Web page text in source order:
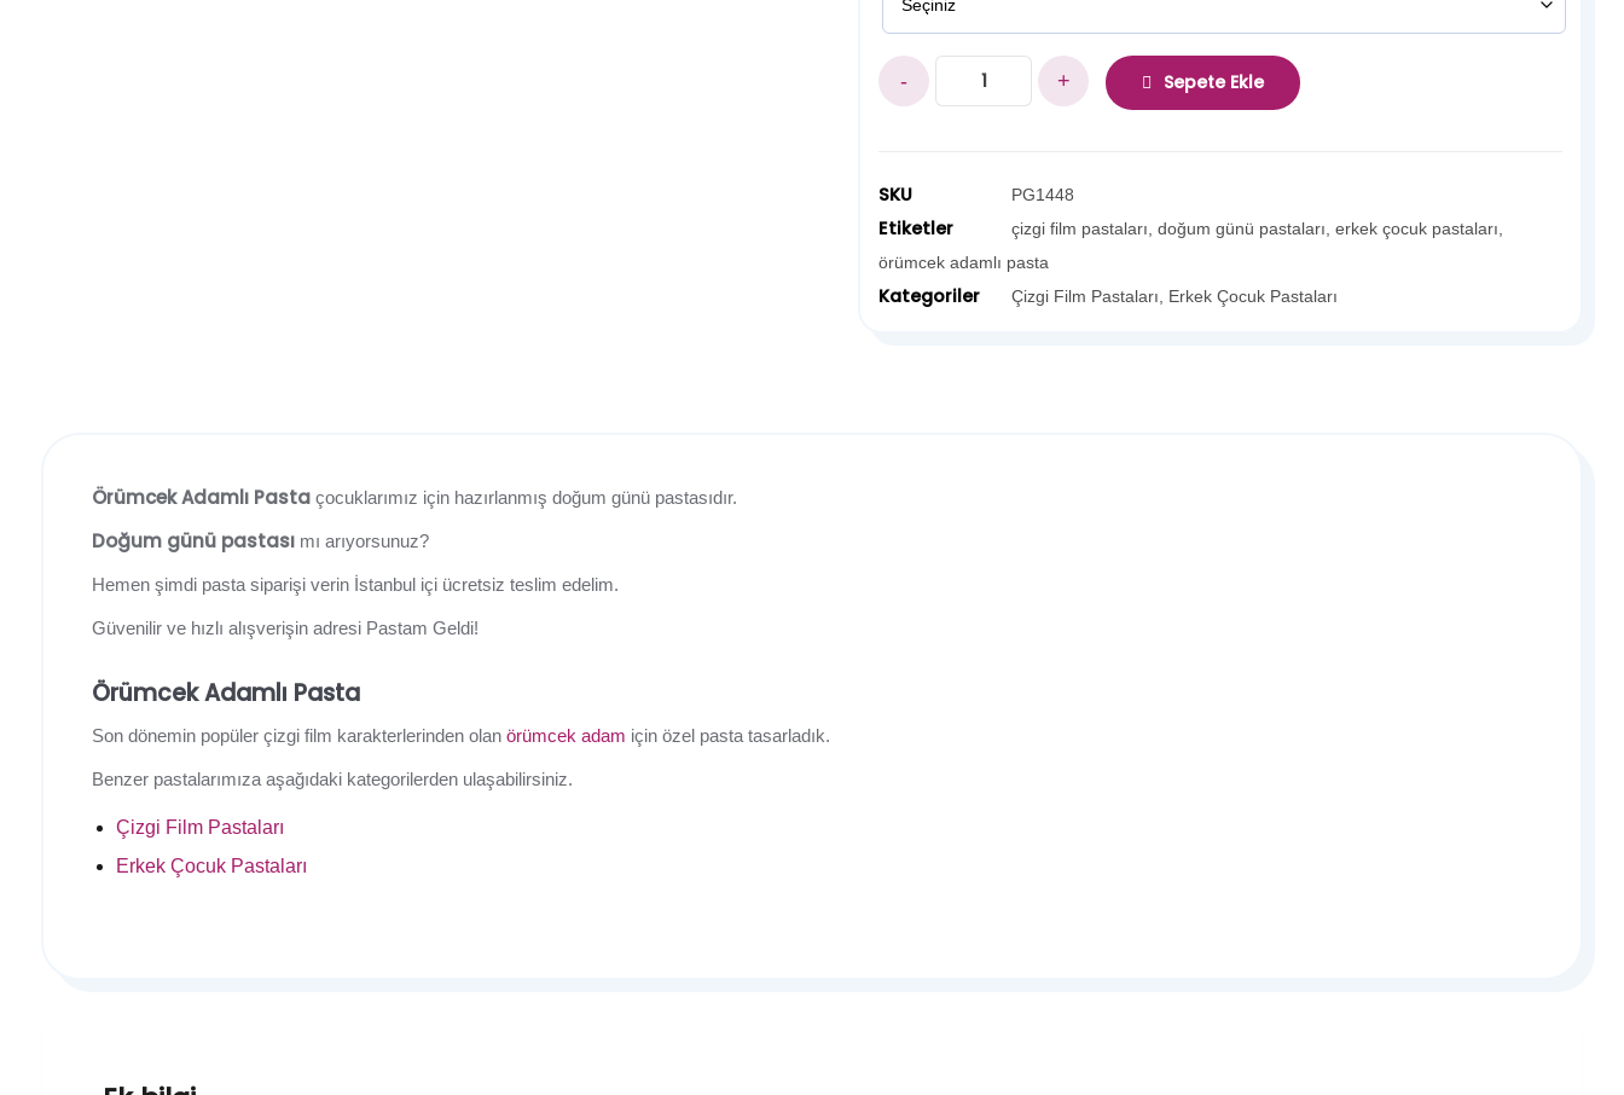
- + Sepete Ekle
SKU PG1448
Etiketler çizgi film pastaları ,doğum günü pastaları ,erkek çocuk pastaları
örümcek adamlı pasta
Kategoriler Çizgi Film Pastaları Erkek Çocuk Pastaları
Örümcek Adamlı Pasta çocuklarımız için hazırlanmış doğum günü pastasıdır.
Doğum günü pastasımı arıyorsunuz?
Hemen şimdi pasta siparişi verin İstanbul içi ücretsiz teslim edelim.
Güvenilir ve hızlı alışverişin adresi Pastam Geldi!
Örümcek Adamlı Pasta
Son dönemin popüler çizgi film karakterlerinden olan örümcek adam için özel pasta tasarladık.
Benzer pastalarımıza aşağıdaki kategorilerden ulaşabilirsiniz.
Çizgi Film Pastaları
Erkek Çocuk Pastaları